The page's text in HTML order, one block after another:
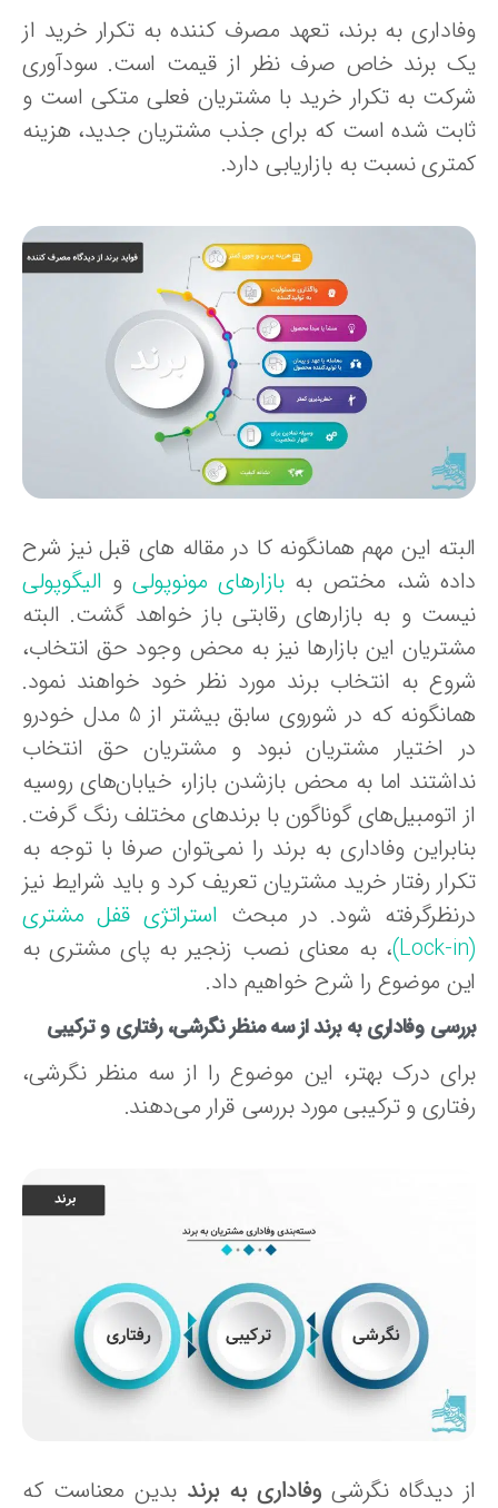
به برند، تعهد مصرف‌ کننده به تکرار خرید از
برند خاص صرف نظر از قیمت است. سودآوری
به تکرار خرید با مشتریان فعلی متکی است و
شده است که برای جذب مشتریان جدید، هزینه
نسبت به بازاریابی دارد.
این مهم همانگونه کا در مقاله های قبل نیز شرح
شد، مختص به بازارهای مونوپولیوالیگوپولی
و به بازارهای رقابتی باز خواهد گشت. البته
این بازارها نیز به محض وجود حق انتخاب،
به انتخاب برند مورد نظر خود خواهند نمود.
همانگونه که در شوروی سابق بیشتر از 5 مدل خودرو
اختیار مشتریان نبود و مشتریان حق انتخاب
اما به محض بازشدن بازار، خیابان‌های روسیه
اتومبیل‌های گوناگون با برندهای مختلف رنگ گرفت.
وفاداری به برند را نمی‌توان صرفا با توجه به
رفتار خرید مشتریان تعریف کرد و باید شرایط نیز
شود. در مبحثاستراتژی قفل مشتری
، به معنای نصب زنجیر به پای مشتری به
موضوع را شرح خواهیم داد.
وفاداری به برند از سه منظر نگرشی، رفتاری و ترکیبی
درک بهتر، این موضوع را از سه منظر نگرشی،
و ترکیبی مورد بررسی قرار می‌دهند.
دیدگاه نگرشیوفاداری به برندبدین معناست که